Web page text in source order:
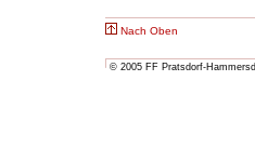
Nach Oben
© 2005 FF Pratsdorf-